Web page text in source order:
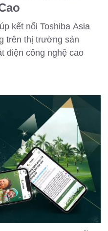
kết nối Toshiba Asia
trên thị trường sản
điện công nghệ cao